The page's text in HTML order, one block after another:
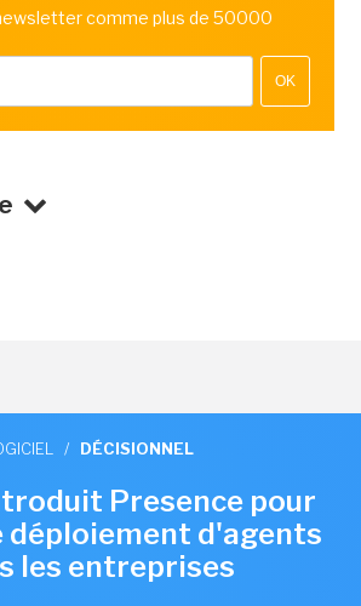
comme plus de 50000
OK
/ DÉCISIONNEL
Presence pour
d'agents
les entreprises